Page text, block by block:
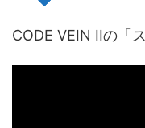
CODE VEIN IIの「